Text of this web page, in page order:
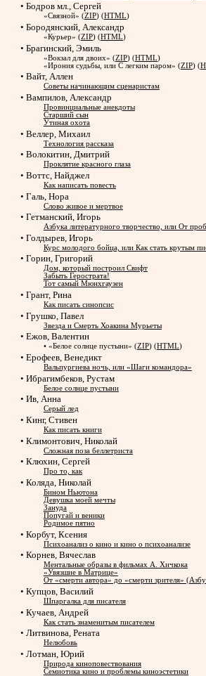
• Бодров мл., Сергей
«Связной» (ZIP) (HTML)
• Бородянский, Александр
«Курьер» (ZIP) (HTML)
• Брагинский, Эмиль
«Вокзал для двоих» (ZIP) (HTML)
«Ирония судьбы, или С легким паром» (ZIP) (
• Вайт, Аллен
Советы начинающим сценаристам
• Вампилов, Александр
Провинциальные анекдоты
Старший сын
Утиная охота
• Веллер, Михаил
Технология рассказа
• Волокитин, Дмитрий
Проклятие красного глаза
• Воттс, Найджел
Как написать повесть
• Галь, Нора
Слово живое и мертвое
• Гетманский, Игорь
Азбука литературного творчество, или От
• Голдырев, Игорь
Курс молодого бойца, или Как стать крутым
• Горин, Григорий
Дом, который построил Свифт
Забыть Герострата!
Тот самый Мюнхгаузен
• Грант, Рина
Как писать синопсис
• Грушко, Павел
Звезда и Смерть Хоакина Мурьеты
• Ежов, Валентин
• «Белое солнце пустыни» (ZIP) (HTML)
• Ерофеев, Венедикт
Вальпургиева ночь, или «Шаги командора»
• Ибрагимбеков, Рустам
Белое солнце пустыни
• Ив, Анна
Серый лед
• Кинг, Стивен
Как писать книги
• Климонтович, Николай
Сложная поза беллетриста
• Клюхин, Сергей
Про то, как
• Коляда, Николай
Бином Ньютона
Девушка моей мечты
Зануда
Попугай и веники
Родимое пятно
• Корбут, Ксения
Психоанализ о кино и кино о психоанализе
• Корнев, Вячеслав
Ментальные образы в фильмах А. Хичкока
«Увязшие в Матрице»
От «смерти автора» до «смерти зрителя»
• Купцов, Василий
Шпаргалка для писателя
• Кучаев, Андрей
Как стать знаменитым писателем
• Литвинова, Рената
Нелюбовь
• Лотман, Юрий
Природа киноповествования
Семиотика кино и проблемы киноэстетики